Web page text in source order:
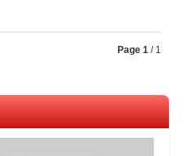
Page 1 / 1